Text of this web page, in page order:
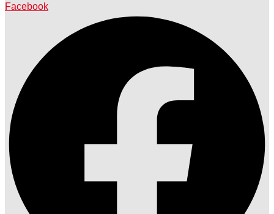
Facebook